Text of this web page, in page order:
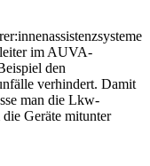
im AUVA-
den
verhindert. Damit
man die Lkw-
Geräte mitunter